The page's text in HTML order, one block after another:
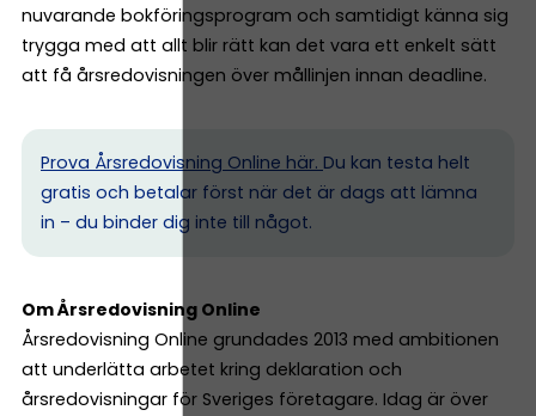
nuvarande bokföringsprogram och samtidigt känna sig
trygga med att allt blir rätt kan det vara ett enkelt sätt
att få årsredovisningen över mållinjen innan deadline.
Prova Årsredovisning Online här. Du kan testa helt
gratis och betalar först när det är dags att lämna
in – du binder dig inte till något.
Om Årsredovisning Online
Årsredovisning Online grundades 2013 med ambitionen
att underlätta arbetet kring deklaration och
årsredovisningar för Sveriges företagare. Idag är över